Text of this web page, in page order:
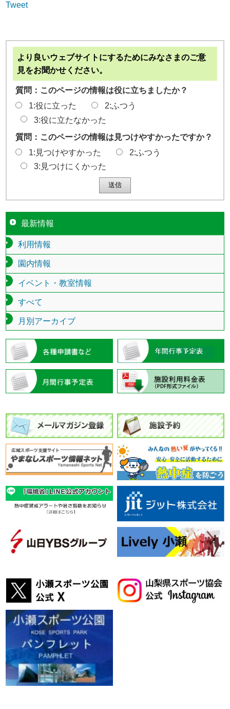
Tweet
より良いウェブサイトにするためにみなさまのご意
見をお聞かせください。
質問：このページの情報は役に立ちましたか？
1:役に立った
2:ふつう
3:役に立たなかった
質問：このページの情報は見つけやすかったですか？
1:見つけやすかった
2:ふつう
3:見つけにくかった
最新情報
利用情報
園内情報
イベント・教室情報
すべて
月別アーカイブ